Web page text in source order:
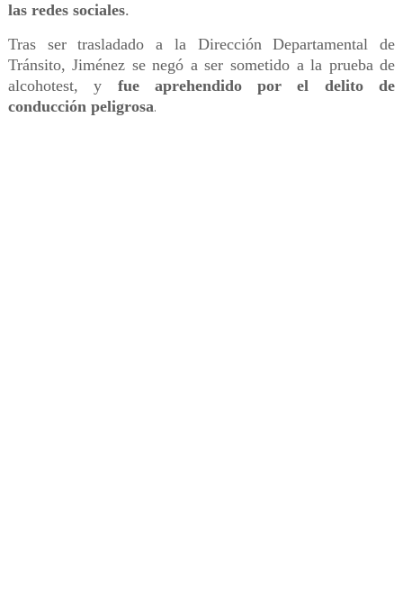
las redes sociales.
Tras ser trasladado a la Dirección Departamental de
Tránsito, Jiménez se negó a ser sometido a la prueba de
alcohotest, y fue aprehendido por el delito de
conducción peligrosa.